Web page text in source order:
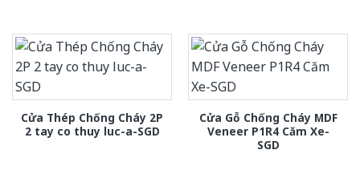
Cửa Thép Chống Cháy 2P
2 tay co thuy luc-a-SGD
Cửa Gỗ Chống Cháy MDF
Veneer P1R4 Căm Xe-
SGD